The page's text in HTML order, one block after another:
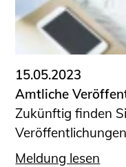
15.05.2023
Amtliche
Zukünftig finden
Meldung lesen